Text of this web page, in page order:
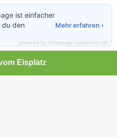
Eisplatz
ist einfacher
du den
Mehr erfahren ›
powered by homepage-baukasten.de